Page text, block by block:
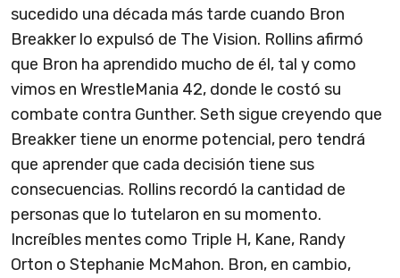
sucedido una década más tarde cuando Bron
Breakker lo expulsó de The Vision. Rollins afirmó
que Bron ha aprendido mucho de él, tal y como
vimos en WrestleMania 42, donde le costó su
combate contra Gunther. Seth sigue creyendo que
Breakker tiene un enorme potencial, pero tendrá
que aprender que cada decisión tiene sus
consecuencias. Rollins recordó la cantidad de
personas que lo tutelaron en su momento.
Increíbles mentes como Triple H, Kane, Randy
Orton o Stephanie McMahon. Bron, en cambio,